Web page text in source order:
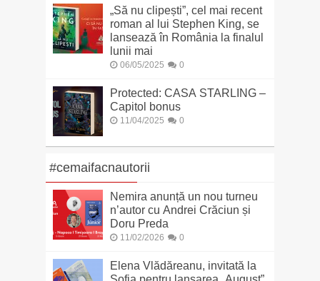
„Să nu clipești”, cel mai recent
roman al lui Stephen King, se
lansează în România la finalul
lunii mai
06/05/2025 0
Protected: CASA STARLING –
Capitol bonus
11/04/2025 0
#cemaifacnautorii
Nemira anunță un nou turneu
n’autor cu Andrei Crăciun și
Doru Preda
11/02/2026 0
Elena Vlădăreanu, invitată la